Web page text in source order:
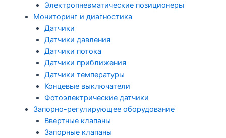
Электропневматические позиционеры
Мониторинг и диагностика
Датчики
Датчики давления
Датчики потока
Датчики приближения
Датчики температуры
Концевые выключатели
Фотоэлектрические датчики
Запорно-регулирующее оборудование
Ввертные клапаны
Запорные клапаны